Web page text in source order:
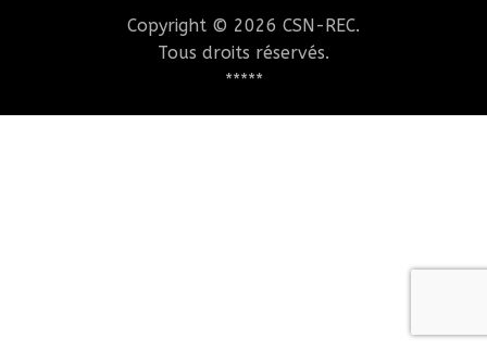
Copyright © 2026 CSN-REC.
Tous droits réservés.
*****